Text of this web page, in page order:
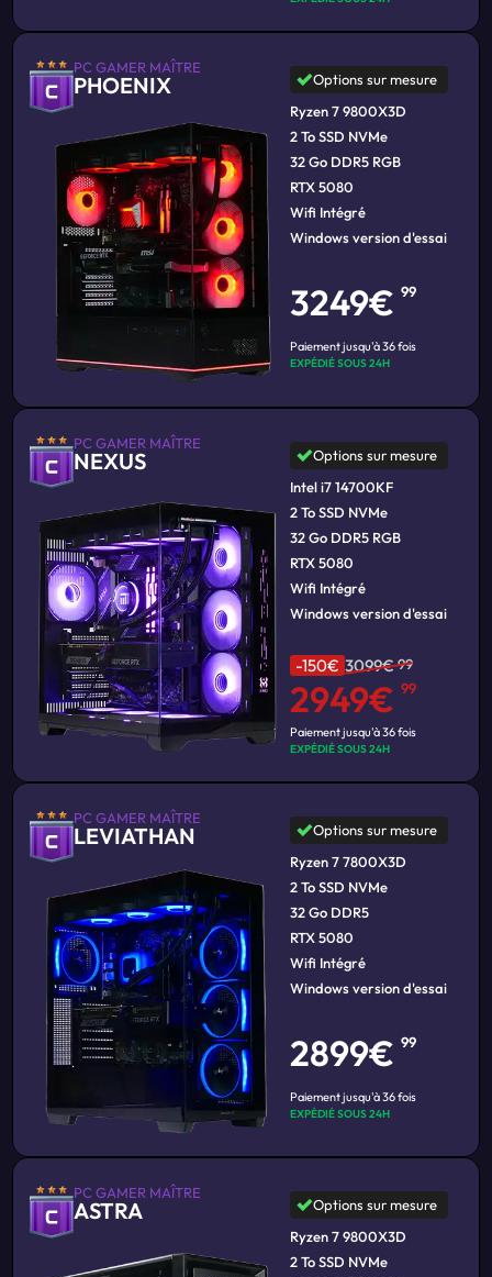
PC GAMER MAÎTRE
PHOENIX
Options sur mesure
Ryzen 7 9800X3D
2 To SSD NVMe
32 Go DDR5 RGB
RTX 5080
Wifi Intégré
Windows version d'essai
3249€99
Paiement jusqu'à 36 fois
EXPÉDIÉ SOUS 24H
PC GAMER MAÎTRE
NEXUS
Options sur mesure
Intel i7 14700KF
2 To SSD NVMe
32 Go DDR5 RGB
RTX 5080
Wifi Intégré
Windows version d'essai
-150€ 3099€99
2949€99
Paiement jusqu'à 36 fois
EXPÉDIÉ SOUS 24H
PC GAMER MAÎTRE
LEVIATHAN
Options sur mesure
Ryzen 7 7800X3D
2 To SSD NVMe
32 Go DDR5
RTX 5080
Wifi Intégré
Windows version d'essai
2899€99
Paiement jusqu'à 36 fois
EXPÉDIÉ SOUS 24H
PC GAMER MAÎTRE
ASTRA
Options sur mesure
Ryzen 7 9800X3D
2 To SSD NVMe